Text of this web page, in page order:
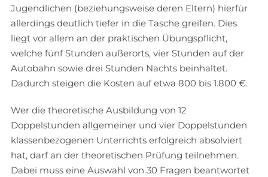
Jugendlichen (beziehungsweise deren Eltern) hierfür
allerdings deutlich tiefer in die Tasche greifen. Dies
liegt vor allem an der praktischen Übungspflicht,
welche fünf Stunden außerorts, vier Stunden auf der
Autobahn sowie drei Stunden Nachts beinhaltet.
Dadurch steigen die Kosten auf etwa 800 bis 1.800 €.
Wer die theoretische Ausbildung von 12
Doppelstunden allgemeiner und vier Doppelstunden
klassenbezogenen Unterrichts erfolgreich absolviert
hat, darf an der theoretischen Prüfung teilnehmen.
Dabei muss eine Auswahl von 30 Fragen beantwortet